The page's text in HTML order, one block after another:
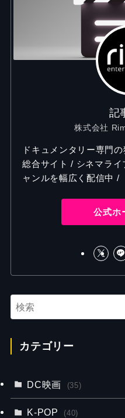
記
株式会社
ドキュメンタリー専門
総合サイト / シネマラ
ャンルを幅広く配信中 /
公式ホ
カテゴリー
DC映画 (35)
K-POP (40)